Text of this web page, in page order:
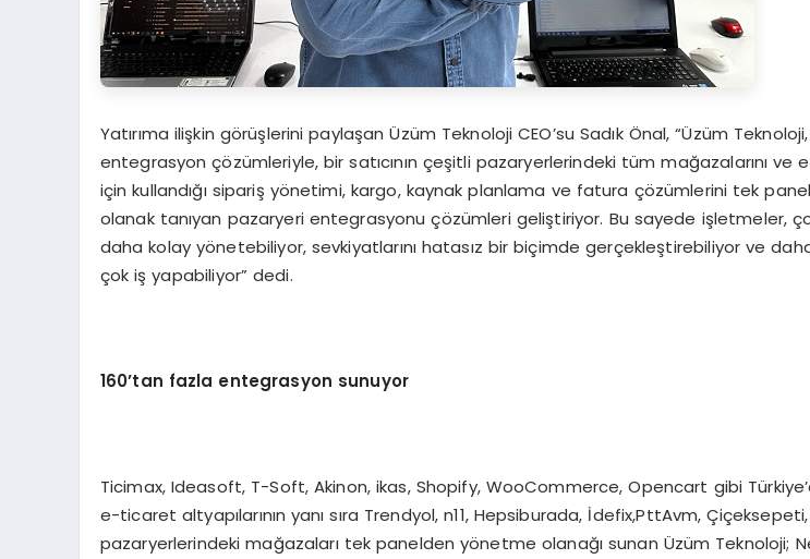
Yatırıma ilişkin görüşlerini paylaşan Üzüm Teknoloji CEO’su Sadık Önal, “Üzüm
entegrasyon çözümleriyle, bir satıcının çeşitli pazaryerlerindeki tüm mağazalarını
için kullandığı sipariş yönetimi, kargo, kaynak planlama ve fatura çözümlerini tek
olanak tanıyan pazaryeri entegrasyonu çözümleri geliştiriyor. Bu sayede işletmeler, çok
daha kolay yönetebiliyor, sevkiyatlarını hatasız bir biçimde gerçekleştirebiliyor ve
çok iş yapabiliyor” dedi.
160’tan fazla entegrasyon sunuyor
Ticimax, Ideasoft, T-Soft, Akinon, ikas, Shopify, WooCommerce, Opencart gibi
e-ticaret altyapılarının yanı sıra Trendyol, n11, Hepsiburada, İdefix,PttAvm,
pazaryerlerindeki mağazaları tek panelden yönetme olanağı sunan Üzüm Teknoloji;